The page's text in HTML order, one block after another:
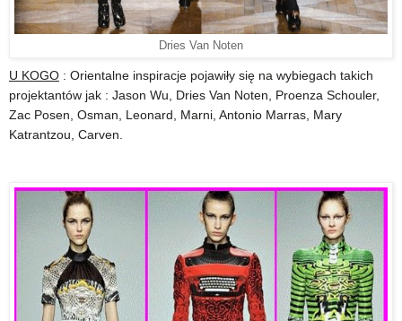
Dries Van Noten
U KOGO : Orientalne inspiracje pojawiły się na wybiegach takich
projektantów jak : Jason Wu, Dries Van Noten, Proenza Schouler,
Zac Posen, Osman, Leonard, Marni, Antonio Marras, Mary
Katrantzou, Carven.